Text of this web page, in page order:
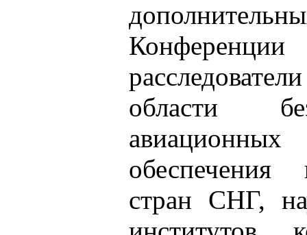
области
авиационных
обеспечения
стран СНГ,